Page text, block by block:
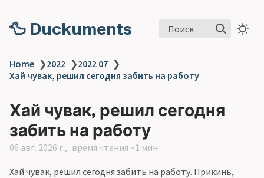
🦆 Duckuments Поиск
Home ❯2022 ❯2022 07 ❯
Хай чувак, решил сегодня забить на работу
Хай чувак, решил сегодня
забить на работу
06 авг. 2026 г. время чтения ~1 мин.
Хай чувак, решил сегодня забить на работу. Прикинь,